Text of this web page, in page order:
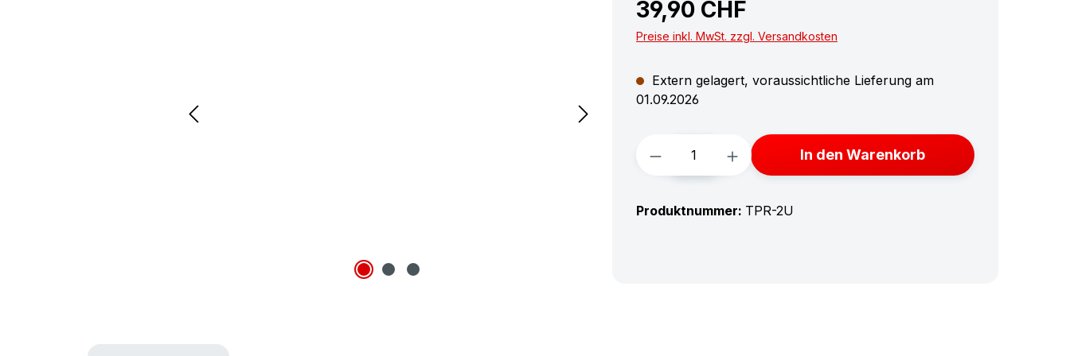
39,90 CHF
Preise inkl. MwSt. zzgl. Versandkosten
Extern gelagert, voraussichtliche Lieferung am
01.09.2026
Produkt Anzahl: Gib den gewünschten Wert
In den Warenkorb
Produktnummer: TPR-2U